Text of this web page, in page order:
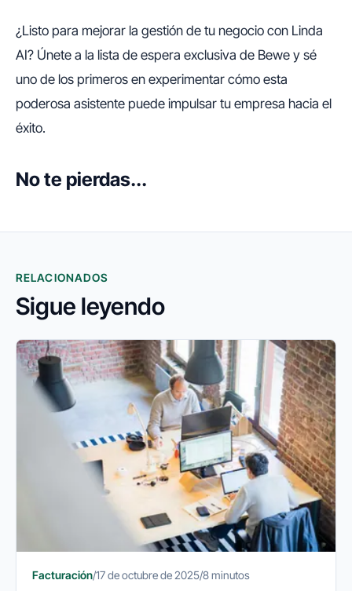
¿Listo para mejorar la gestión de tu negocio con Linda
AI? Únete a la lista de espera exclusiva de Bewe y sé
uno de los primeros en experimentar cómo esta
poderosa asistente puede impulsar tu empresa hacia el
éxito.
No te pierdas...
RELACIONADOS
Sigue leyendo
Facturación/17 de octubre de 2025/8 minutos